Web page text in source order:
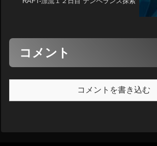
コメント
コメントを書き込む